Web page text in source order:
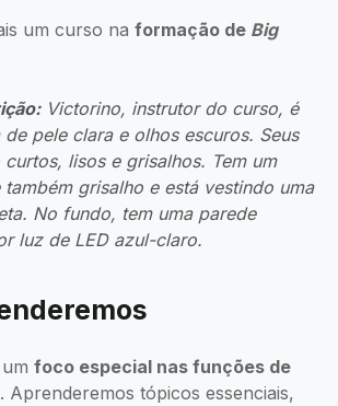
um curso na formação de Big
Victorino, instrutor do curso, é
de pele clara e olhos escuros. Seus
lisos e grisalhos. Tem um
também grisalho e está vestindo uma
No fundo, tem uma parede
luz de LED azul-claro.
foco especial nas funções de
. Aprenderemos tópicos essenciais,